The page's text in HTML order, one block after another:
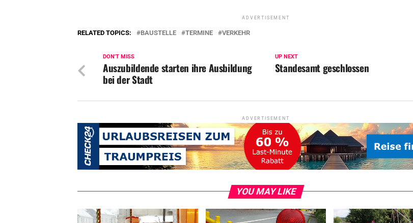
ADVERTISEMENT
RELATED TOPICS: BAUSTELLE TERMINE VERKEHR
UP NEXT
Standesamt geschlossen
DON'T MISS
Auszubildende starten ihre Ausbildung
bei der Stadt
ADVERTISEMENT
YOU MAY LIKE